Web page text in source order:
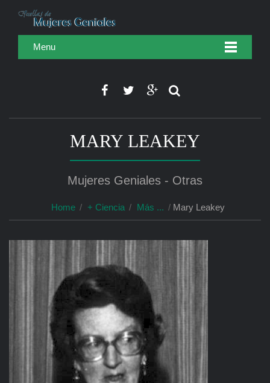
Menu
MARY LEAKEY
Mujeres Geniales - Otras
Home + Ciencia Más ... Mary Leakey